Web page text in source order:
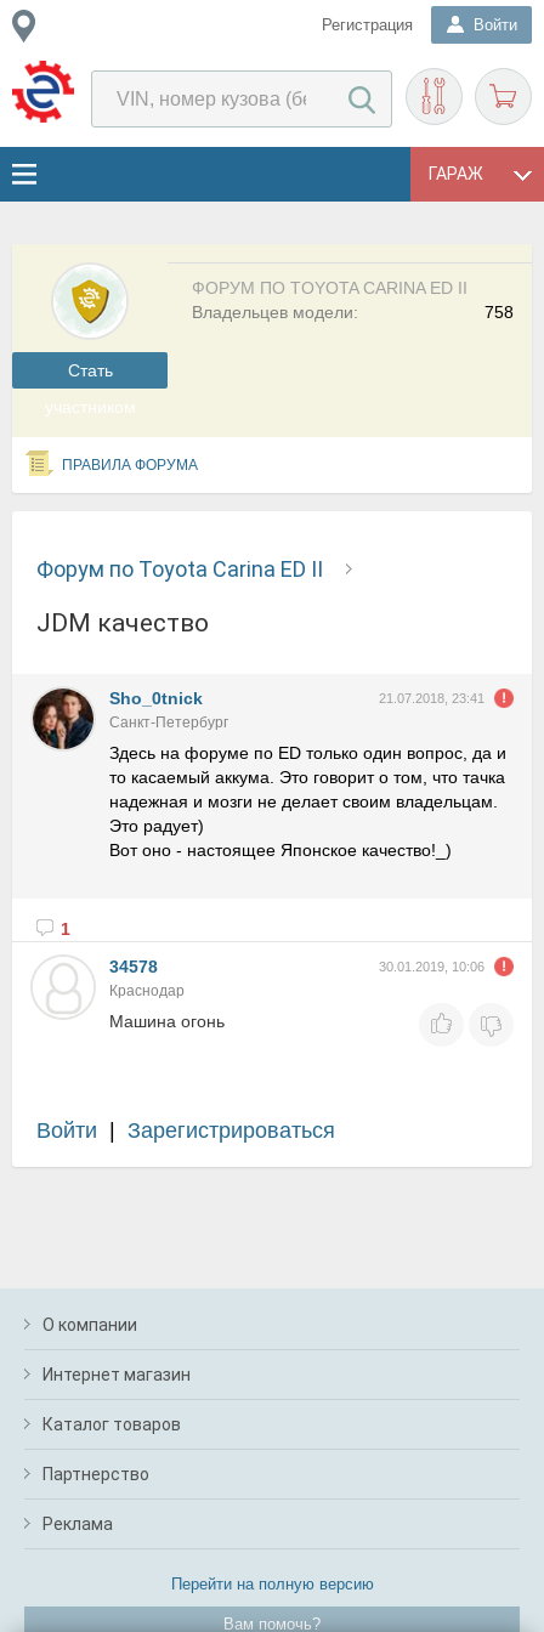
Регистрация Войти
ГАРАЖ
Cтать
участником
ФОРУМ ПО TOYOTA CARINA ED II
758
Владельцев модели:
ПРАВИЛА ФОРУМА
Форум по Toyota Carina ED II
JDM качество
Sho_0tnick 21.07.2018, 23:41
Санкт-Петербург
Здесь на форуме по ED только один вопрос, да и
то касаемый аккума. Это говорит о том, что тачка
надежная и мозги не делает своим владельцам.
Это радует)
Вот оно - настоящее Японское качество!_)
1
34578
30.01.2019, 10:06
Краснодар
Машина огонь
Войти Зарегистрироваться
О компании
Интернет магазин
Каталог товаров
Партнерство
Реклама
Перейти на полную версию
Вам помочь?